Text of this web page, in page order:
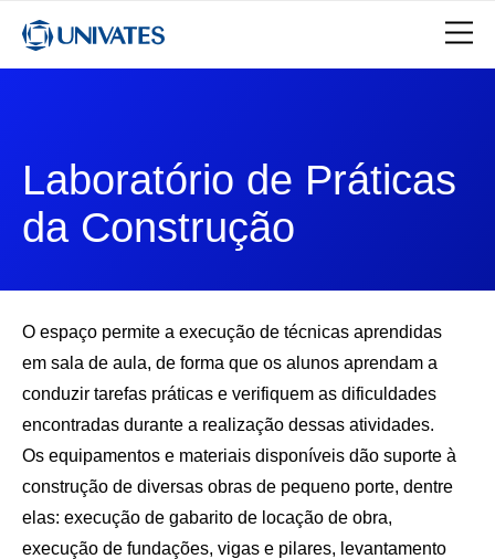
Laboratório de Práticas
da Construção
O espaço permite a execução de técnicas aprendidas
em sala de aula, de forma que os alunos aprendam a
conduzir tarefas práticas e verifiquem as dificuldades
encontradas durante a realização dessas atividades.
Os equipamentos e materiais disponíveis dão suporte à
construção de diversas obras de pequeno porte, dentre
elas: execução de gabarito de locação de obra,
execução de fundações, vigas e pilares, levantamento